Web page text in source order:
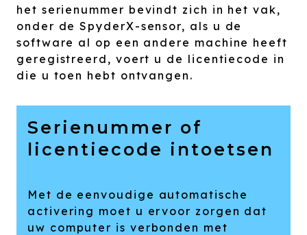
het serienummer bevindt zich in het vak,
onder de SpyderX-sensor, als u de
software al op een andere machine heeft
geregistreerd, voert u de licentiecode in
die u toen hebt ontvangen.
Serienummer of
licentiecode intoetsen
Met de eenvoudige automatische
activering moet u ervoor zorgen dat
uw computer is verbonden met